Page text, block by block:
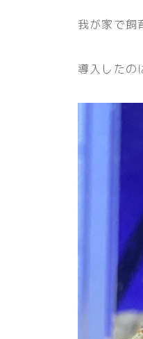
我が家で飼
導入したの